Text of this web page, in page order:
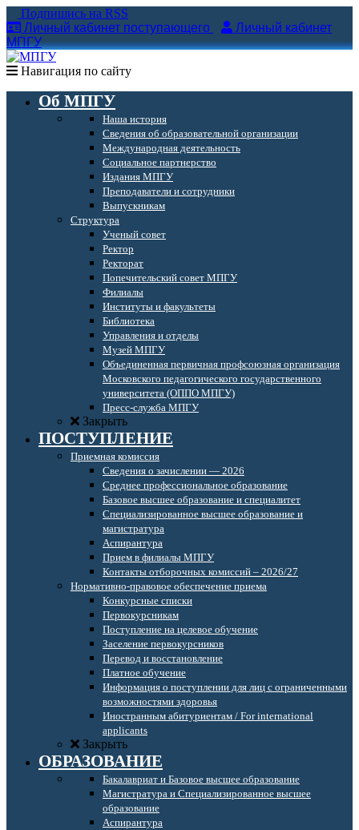
Подпишись на RSS
Личный кабинет поступающего
Личный кабинет
МПГУ
Навигация по сайту
Об МПГУ
Наша история
Сведения об образовательной организации
Международная деятельность
Социальное партнерство
Издания МПГУ
Преподаватели и сотрудники
Выпускникам
Структура
Ученый совет
Ректор
Ректорат
Попечительский совет МПГУ
Филиалы
Институты и факультеты
Библиотека
Управления и отделы
Музей МПГУ
Объединенная первичная профсоюзная организация
Московского педагогического государственного
университета (ОППО МПГУ)
Пресс-служба МПГУ
Закрыть
ПОСТУПЛЕНИЕ
Приемная комиссия
Сведения о зачислении — 2026
Среднее профессиональное образование
Базовое высшее образование и специалитет
Специализированное высшее образование и
магистратура
Аспирантура
Прием в филиалы МПГУ
Контакты отборочных комиссий – 2026/27
Нормативно-правовое обеспечение приема
Конкурсные списки
Первокурсникам
Поступление на целевое обучение
Заселение первокурсников
Перевод и восстановление
Платное обучение
Информация о поступлении для лиц с ограниченными
возможностями здоровья
Иностранным абитуриентам / For international
applicants
Закрыть
ОБРАЗОВАНИЕ
Бакалавриат и Базовое высшее образование
Магистратура и Специализированное высшее
образование
Аспирантура